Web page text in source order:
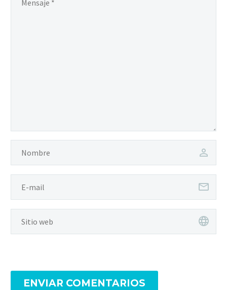
ENVIAR COMENTARIOS